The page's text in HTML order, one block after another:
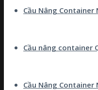
Cầu Nâng Container
Cầu nâng container
Cầu Nâng Container